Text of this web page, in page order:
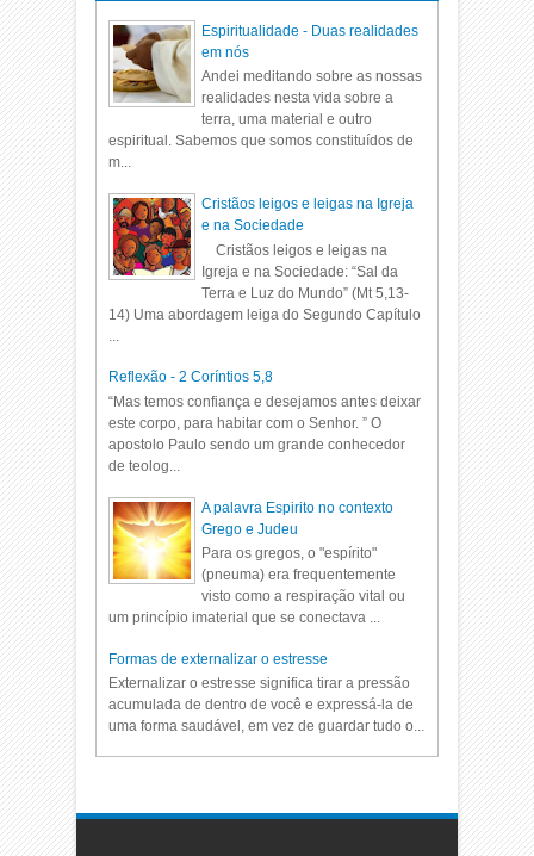
Espiritualidade - Duas realidades
em nós
Andei meditando sobre as nossas
realidades nesta vida sobre a
terra, uma material e outro
espiritual. Sabemos que somos constituídos de
m...
Cristãos leigos e leigas na Igreja
e na Sociedade
Cristãos leigos e leigas na
Igreja e na Sociedade: “Sal da
Terra e Luz do Mundo” (Mt 5,13-
14) Uma abordagem leiga do Segundo Capítulo
Reflexão - 2 Coríntios 5,8
“Mas temos confiança e desejamos antes deixar
este corpo, para habitar com o Senhor. ” O
apostolo Paulo sendo um grande conhecedor
de teolog...
A palavra Espirito no contexto
Grego e Judeu
Para os gregos, o "espírito"
(pneuma) era frequentemente
visto como a respiração vital ou
um princípio imaterial que se conectava ...
Formas de externalizar o estresse
Externalizar o estresse significa tirar a pressão
acumulada de dentro de você e expressá-la de
uma forma saudável, em vez de guardar tudo o...